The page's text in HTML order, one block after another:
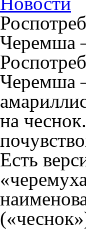
Черемша
Черемша
на
Есть